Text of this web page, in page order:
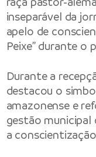
inseparável da
apelo de
Peixe” durante o
Durante a
destacou o
amazonense e
gestão municipal
a